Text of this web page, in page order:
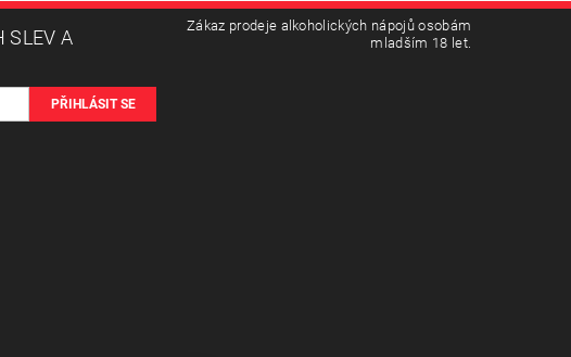
SLEV A
Zákaz prodeje alkoholických nápojů osobám
mladším 18 let.